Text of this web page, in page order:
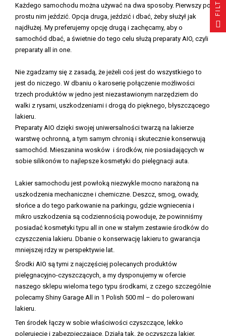
Każdego samochodu można używać na dwa sposoby. Pierwszy po
prostu nim jeździć. Opcja druga, jeździć i dbać, żeby służył jak
najdłużej. My preferujemy opcję drugą i zachęcamy, aby o
samochód dbać, a świetnie do tego celu służą preparaty AIO, czyli
preparaty all in one.
Nie zgadzamy się z zasadą, że jeżeli coś jest do wszystkiego to
jest do niczego. W dbaniu o karoserię połączenie możliwości
trzech produktów w jedno jest niezastawionym narzędziem do
walki z rysami, uszkodzeniami i drogą do pięknego, błyszczącego
lakieru.
Preparaty AIO dzięki swojej uniwersalności twarzą na lakierze
warstwę ochronną, a tym samym chronią i skutecznie konserwują
samochód. Mieszanina wosków i środków, nie posiadających w
sobie silikonów to najlepsze kosmetyki do pielęgnacji auta.
Lakier samochodu jest powłoką niezwykle mocno narażoną na
uszkodzenia mechaniczne i chemiczne. Deszcz, smog, owady,
słońce a do tego parkowanie na parkingu, gdzie wgniecenia i
mikro uszkodzenia są codziennością powoduje, że powinniśmy
posiadać kosmetyki typu all in one w stałym zestawie środków do
czyszczenia lakieru. Dbanie o konserwację lakieru to gwarancja
mniejszej rdzy w perspektywie lat.
Środki AIO są tymi z najczęściej polecanych produktów
pielęgnacyjno-czyszczących, a my dysponujemy w ofercie
naszego sklepu wieloma tego typu środkami, z czego szczególnie
polecamy Shiny Garage All in 1 Polish 500 ml – do polerowani
lakieru.
Ten środek łączy w sobie właściwości czyszczące, lekko
polerujecie i zabezpieczające. Działa tak, że oczyszcza lakier,